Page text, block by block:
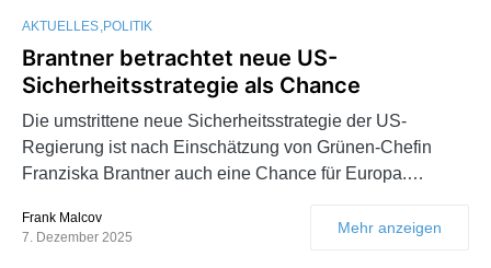
AKTUELLES POLITIK
Brantner betrachtet neue US-
Sicherheitsstrategie als Chance
Die umstrittene neue Sicherheitsstrategie der US-
Regierung ist nach Einschätzung von Grünen-Chefin
Franziska Brantner auch eine Chance für Europa.…
Frank Malcov
7. Dezember 2025
Mehr anzeigen